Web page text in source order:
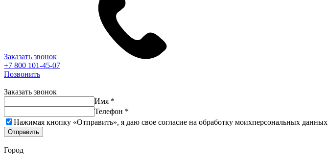
Заказать звонок
+7 800 101-45-07
Позвонить
Заказать звонок
Имя *
Телефон *
Нажимая кнопку «Отправить», я даю свое согласие на обработку моихперсональных данных
Отправить
Город